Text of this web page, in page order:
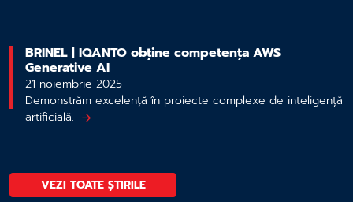
BRINEL | IQANTO obține competența AWS
Generative AI
21 noiembrie 2025
Demonstrăm excelență în proiecte complexe de inteligență
artificială.
VEZI TOATE ȘTIRILE